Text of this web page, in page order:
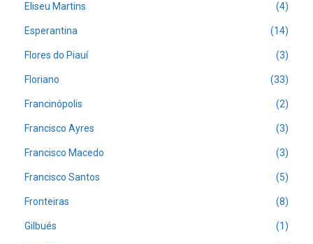
Eliseu Martins (4)
Esperantina (14)
Flores do Piauí (3)
Floriano (33)
Francinópolis (2)
Francisco Ayres (3)
Francisco Macedo (3)
Francisco Santos (5)
Fronteiras (8)
Gilbués (1)